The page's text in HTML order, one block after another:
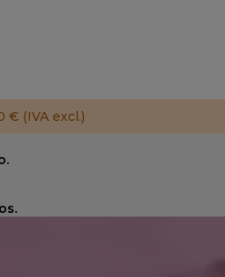
€ (IVA excl.)